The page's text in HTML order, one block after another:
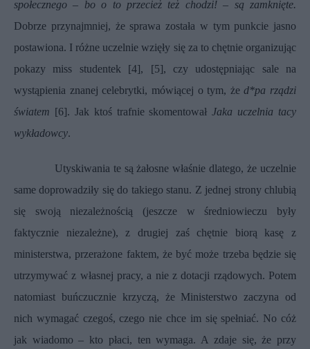
społecznego – bo o to przecież też chodzi! – są zamknięte.
Dobrze przynajmniej, że sprawa została w tym punkcie jasno
postawiona. I różne uczelnie wzięły się za to chętnie organizując
pokazy miss studentek [4], [5], czy udostępniając sale na
wystąpienia znanej celebrytki, mówiącej o tym, żed*pa rządzi
światem [6]. Jak ktoś trafnie skomentowałJaka uczelnia tacy
wykładowcy.
Utyskiwania te są żałosne właśnie dlatego, że uczelnie
same doprowadziły się do takiego stanu. Z jednej strony chlubią
się swoją niezależnością (jeszcze w średniowieczu były
faktycznie niezależne), z drugiej zaś chętnie biorą kasę z
ministerstwa, przerażone faktem, że być może trzeba będzie się
utrzymywać z własnej pracy, a nie z dotacji rządowych. Potem
natomiast buńczucznie krzyczą, że Ministerstwo zaczyna od
nich wymagać czegoś, czego nie chce im się spełniać. No cóż
jak wiadomo – kto płaci, ten wymaga. A zdaje się, że przy